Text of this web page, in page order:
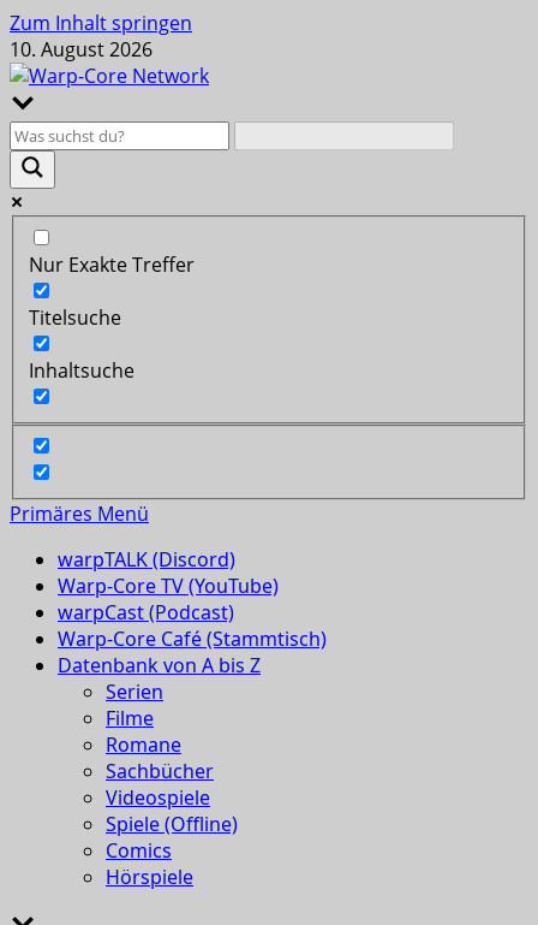
Zum Inhalt springen
10. August 2026
Nur Exakte Treffer
Titelsuche
Inhaltsuche
Primäres Menü
warpTALK (Discord)
Warp-Core TV (YouTube)
warpCast (Podcast)
Warp-Core Café (Stammtisch)
Datenbank von A bis Z
Serien
Filme
Romane
Sachbücher
Videospiele
Spiele (Offline)
Comics
Hörspiele